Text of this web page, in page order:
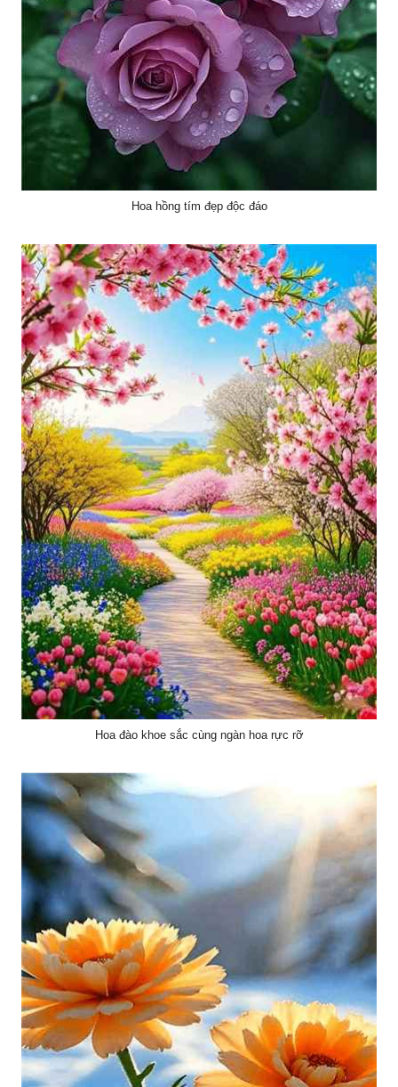
Hoa hồng tím đẹp độc đáo
Hoa đào khoe sắc cùng ngàn hoa rực rỡ